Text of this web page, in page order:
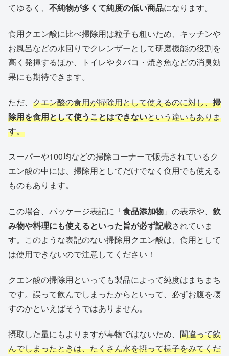
てゆるく、 不純物が多くて純度の低い商品になります。
食用クエン酸に比べ掃除用は粒子も粗いため、キッチンや
お風呂などの水回りでクレンザーとして研磨機能の役割を
高く発揮するほか、トイレやタバコ・焼き魚などの消臭効
果にも期待できます。
ただ、 クエン酸の食用が掃除用として使えるのに対し、掃
除用を食用として使うことはできないという違いもありま
す。
スーパーや100均などの掃除コーナーで販売されているク
エン酸の中には、掃除用としてだけでなく食用でも使える
ものもあります。
この場合、パッケージ表記に「食品添加物 」の表示や、 飲
み物や料理にも使えるといった旨が必ず記載されていま
す。このような表記のない掃除用クエン酸は、食用として
は使用できないので注意してください！
クエン酸の掃除用といっても製品によって純度はまちまち
です。誤って飲んでしまったからといって、必ずお腹を壊
すのかといえばそうではありません。
摂取した量にもよりますが毒物ではないため、 間違って飲
んでしまったときは、たくさん水を摂って様子をみてくだ